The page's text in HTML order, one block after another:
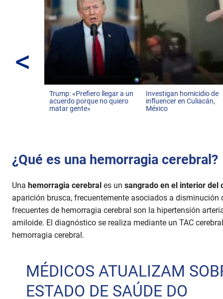
<
Trump: «Prefiero llegar a un
acuerdo porque no quiero
matar gente»
Investigan homicidio de
influencer en Culiacán,
México
¿Qué es una hemorragia cerebral?
Una hemorragia cerebral es un sangrado en el interior del
aparición brusca, frecuentemente asociados a
frecuentes de hemorragia cerebral son la hipertensión
amiloide. El diagnóstico se realiza mediante un TAC
hemorragia cerebral.
MÉDICOS ATUALIZAM
ESTADO DE SAÚDE DO